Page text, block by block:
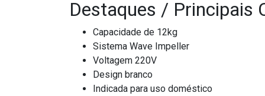
Destaques / Principais
Capacidade de 12kg
Sistema Wave Impeller
Voltagem 220V
Design branco
Indicada para uso doméstico